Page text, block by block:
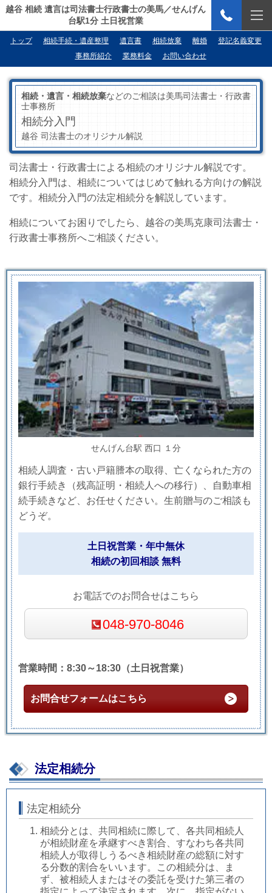
越谷 相続 遺言は司法書士行政書士の美馬／せんげん
台駅1分 土日祝営業
トップ 相続手続・遺産整理 遺言書 相続放棄 離婚
登記名義変更
事務所紹介
業務料金 お問い合わせ
相続・遺言・相続放棄などのご相談は美馬司法書士・行政書
士事務所
相続分入門
越谷 司法書士のオリジナル解説
司法書士・行政書士による相続のオリジナル解説です。
相続分入門は、相続についてはじめて触れる方向けの解説
です。相続分入門の法定相続分を解説しています。
相続についてお困りでしたら、越谷の美馬克康司法書士・
行政書士事務所へご相談ください。
せんげん台駅 西口 １分
相続人調査・古い戸籍謄本の取得、亡くなられた方の
銀行手続き（残高証明・相続人への移行）、自動車相
続手続きなど、お任せください。生前贈与のご相談も
どうぞ。
土日祝営業・年中無休
相続の初回相談 無料
お電話でのお問合せはこちら
048-970-8046
営業時間：8:30～18:30（土日祝営業）
お問合せフォームはこちら
法定相続分
法定相続分
相続分とは、共同相続に際して、各共同相続人
が相続財産を承継すべき割合、すなわち各共同
相続人が取得しうるべき相続財産の総額に対す
る分数的割合をいいます。この相続分は、ま
ず、被相続人またはその委託を受けた第三者の